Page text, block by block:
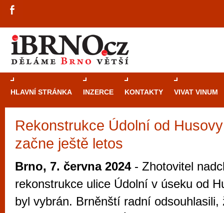
HLAVNÍ STRÁNKA INZERCE KONTAKTY VIVAT VINUM
Rekonstrukce Údolní od
začne ještě letos
Brno, 7. června 2024- Zhotovitel
rekonstrukce ulice Údolní v úseku od
byl vybrán. Brněnští radní odsouhlasili,
Průvodce
Brno je
zajímavé
restaurace,